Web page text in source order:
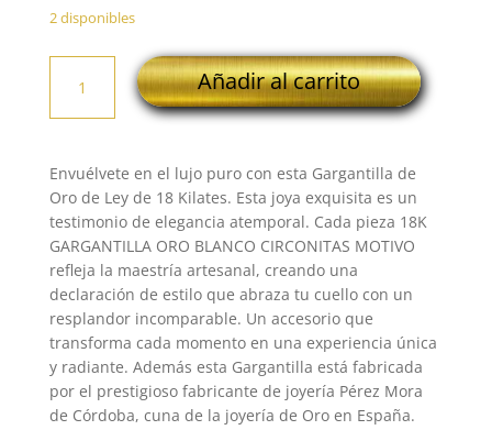
2 disponibles
GARGANTILLA
ORO
CIRCONITAS
MOTIVO
cantidad
Añadir al carrito
Envuélvete en el lujo puro con esta Gargantilla de
Oro de Ley de 18 Kilates. Esta joya exquisita es un
testimonio de elegancia atemporal. Cada pieza 18K
GARGANTILLA ORO BLANCO CIRCONITAS MOTIVO
refleja la maestría artesanal, creando una
declaración de estilo que abraza tu cuello con un
resplandor incomparable. Un accesorio que
transforma cada momento en una experiencia única
y radiante. Además esta Gargantilla está fabricada
por el prestigioso fabricante de joyería Pérez Mora
de Córdoba, cuna de la joyería de Oro en España.